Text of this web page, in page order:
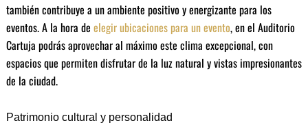
también contribuye a un ambiente positivo y energizante para los
eventos. A la hora de elegir ubicaciones para un evento, en el Auditorio
Cartuja podrás aprovechar al máximo este clima excepcional, con
espacios que permiten disfrutar de la luz natural y vistas impresionantes
de la ciudad.
Patrimonio cultural y personalidad